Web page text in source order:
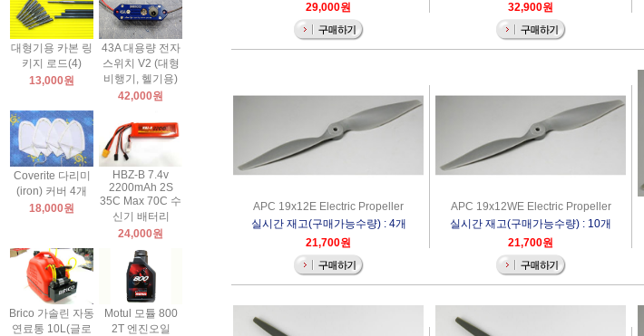
대형기용 카본 링
키지 로드(4)
13,000원
43A 대용량 전자
스위치 V2 (대형
비행기, 헬기용)
42,000원
Coverite 다리미
(iron) 커버 4개
18,000원
HBZ-B 7.4v
2200mAh 2S
35C Max 70C 수
신기 배터리
24,000원
Brico 가솔린 자동
연료통 10L(글로
Motul 모튤 800
2T 엔진오일
29,000원
32,900원
APC 19x12E Electric Propeller
실시간 재고(구매가능수량) : 4개
21,700원
APC 19x12WE Electric Propeller
실시간 재고(구매가능수량) : 10개
21,700원